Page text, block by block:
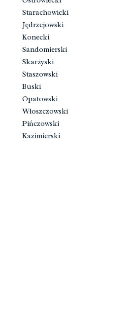
Starachowicki
Jędrzejowski
Konecki
Sandomierski
Skarżyski
Staszowski
Buski
Opatowski
Włoszczowski
Pińczowski
Kazimierski